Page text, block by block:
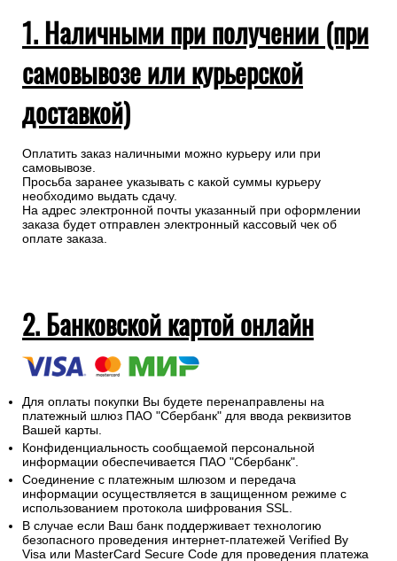
1. Наличными при получении (при
самовывозе или курьерской
доставкой)
Оплатить заказ наличными можно курьеру или при
самовывозе.
Просьба заранее указывать с какой суммы курьеру
необходимо выдать сдачу.
На адрес электронной почты указанный при оформлении
заказа будет отправлен электронный кассовый чек об
оплате заказа.
2. Банковской картой онлайн
Для оплаты покупки Вы будете перенаправлены на
платежный шлюз ПАО "Сбербанк" для ввода реквизитов
Вашей карты.
Конфиденциальность сообщаемой персональной
информации обеспечивается ПАО "Сбербанк".
Соединение с платежным шлюзом и передача
информации осуществляется в защищенном режиме с
использованием протокола шифрования SSL.
В случае если Ваш банк поддерживает технологию
безопасного проведения интернет-платежей Verified By
Visa или MasterCard Secure Code для проведения платежа